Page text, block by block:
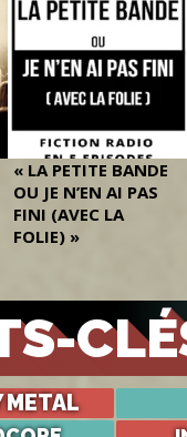
« LA PETITE BANDE
OU JE N’EN AI PAS
FINI (AVEC LA
FOLIE) »
METAL